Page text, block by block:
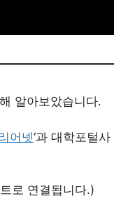
알아보았습니다.
어넷‘과 대학포털사
로 연결됩니다.)